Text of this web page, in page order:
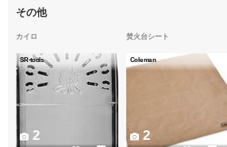
その他
カイロ
SR-tools
2
焚火台シート
Coleman
2